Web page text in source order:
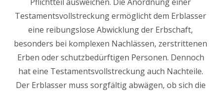
Testamentsvollstreckung ermöglicht dem Erblasser
eine reibungslose Abwicklung der Erbschaft,
besonders bei komplexen Nachlässen, zerstrittenen
Erben oder schutzbedürftigen Personen. Dennoch
hat eine Testamentsvollstreckung auch Nachteile.
Der Erblasser muss sorgfältig abwägen, ob sich die